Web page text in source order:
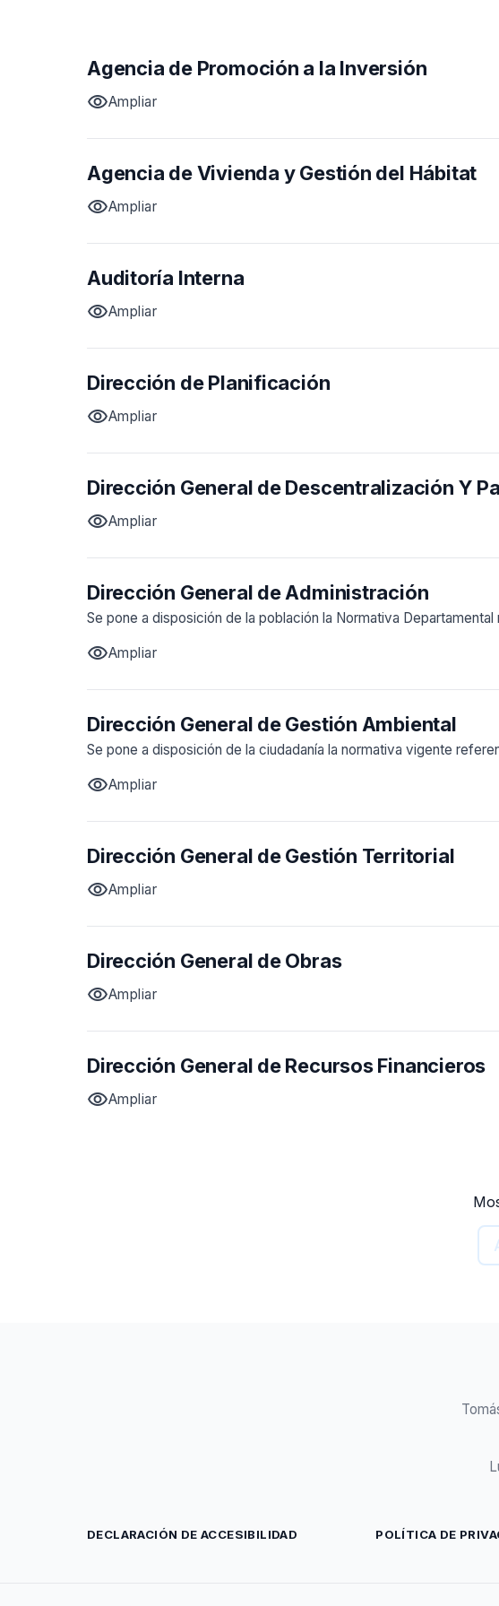
Agencia de Promoción a la Inversión
visibilityAmpliar
Agencia de Vivienda y Gestión del Hábitat
visibilityAmpliar
Auditoría Interna
visibilityAmpliar
Dirección de Planificación
visibilityAmpliar
Dirección General de Descentralización Y
visibilityAmpliar
Dirección General de Administración
Se pone a disposición de la población la Normativa
visibilityAmpliar
Dirección General de Gestión Ambiental
Se pone a disposición de la ciudadanía la normativa vigente
visibilityAmpliar
Dirección General de Gestión Territorial
visibilityAmpliar
Dirección General de Obras
visibilityAmpliar
Dirección General de Recursos Financieros
visibilityAmpliar
DECLARACIÓN DE ACCESIBILIDAD POLÍTICA DE